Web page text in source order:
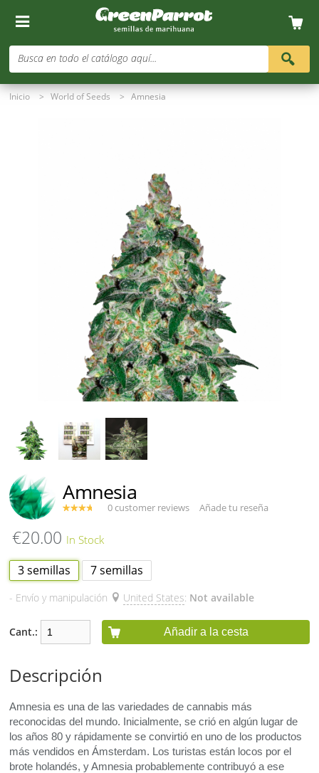
Busca en todo el catálogo aquí...
Inicio > World of Seeds > Amnesia
Amnesia
0 customer reviews Añade tu reseña
€20.00
3 semillas 7 semillas
- Envío y manipulación United States: Not available
Cant.: Añadir a la cesta
Descripción
Amnesia es una de las variedades de cannabis más
reconocidas del mundo. Inicialmente, se crió en algún lugar de
los años 80 y rápidamente se convirtió en uno de los productos
más vendidos en Ámsterdam. Los turistas están locos por el
brote holandés, y Amnesia probablemente contribuyó a ese